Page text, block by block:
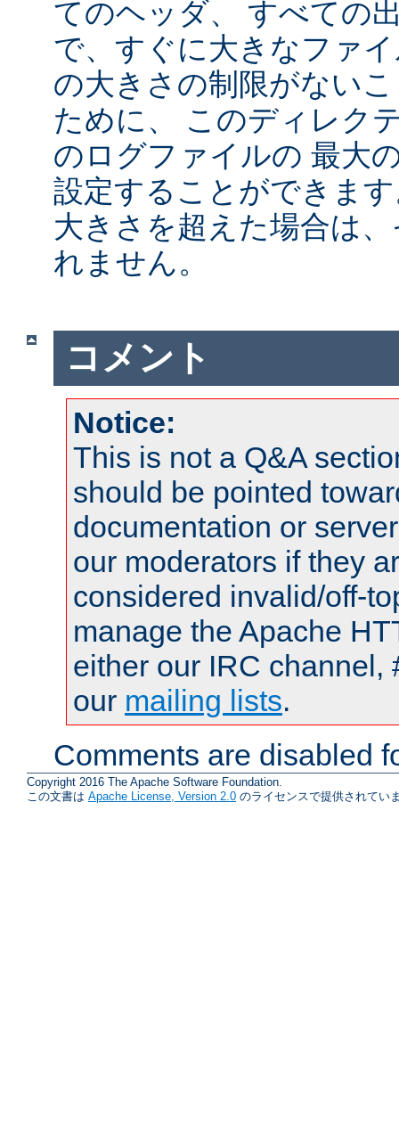
てのヘッダ、 すべての
で、すぐに大きなファ
の大きさの制限がない
ために、 このディレク
のログファイルの 最大
設定することができま
大きさを超えた場合は
れません。
コメント
Notice:
This is not a Q&A
should be pointed
documentation or
our moderators if they
considered invalid/off-
manage the Apache
either our IRC channel,
our mailing lists.
Comments are disabled
Copyright 2016 The Apache Software Foundation.
この文書は Apache License, Version 2.0 のライセンスで提供されてい